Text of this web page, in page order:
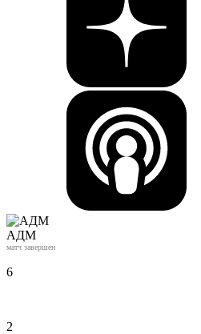
АДМ
матч завершен
6
2